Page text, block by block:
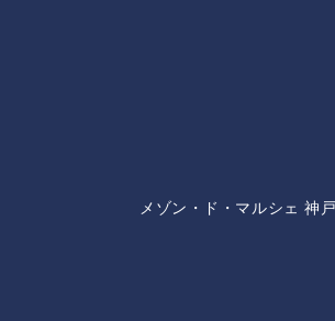
メゾン・ド・マルシェ 神